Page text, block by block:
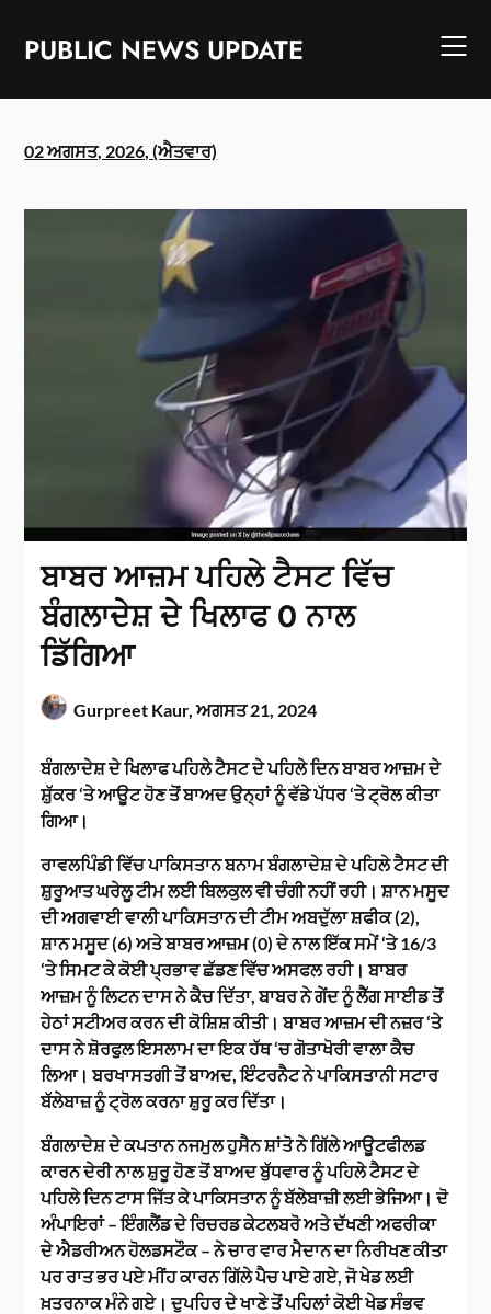
contentPUBLIC NEWS UPDATE
02 ਅਗਸਤ, 2026, (ਐਤਵਾਰ)
ਬਾਬਰ ਆਜ਼ਮ ਪਹਿਲੇ ਟੈਸਟ ਵਿੱਚ
ਬੰਗਲਾਦੇਸ਼ ਦੇ ਖਿਲਾਫ 0 ਨਾਲ
ਡਿੱਗਿਆ
Gurpreet Kaur,ਅਗਸਤ 21, 2024
ਬੰਗਲਾਦੇਸ਼ ਦੇ ਖਿਲਾਫ ਪਹਿਲੇ ਟੈਸਟ ਦੇ ਪਹਿਲੇ ਦਿਨ ਬਾਬਰ ਆਜ਼ਮ ਦੇ
ਸ਼ੁੱਕਰ ‘ਤੇ ਆਊਟ ਹੋਣ ਤੋਂ ਬਾਅਦ ਉਨ੍ਹਾਂ ਨੂੰ ਵੱਡੇ ਪੱਧਰ ‘ਤੇ ਟ੍ਰੋਲ ਕੀਤਾ
ਗਿਆ।
ਰਾਵਲਪਿੰਡੀ ਵਿੱਚ ਪਾਕਿਸਤਾਨ ਬਨਾਮ ਬੰਗਲਾਦੇਸ਼ ਦੇ ਪਹਿਲੇ ਟੈਸਟ ਦੀ
ਸ਼ੁਰੂਆਤ ਘਰੇਲੂ ਟੀਮ ਲਈ ਬਿਲਕੁਲ ਵੀ ਚੰਗੀ ਨਹੀਂ ਰਹੀ। ਸ਼ਾਨ ਮਸੂਦ
ਦੀ ਅਗਵਾਈ ਵਾਲੀ ਪਾਕਿਸਤਾਨ ਦੀ ਟੀਮ ਅਬਦੁੱਲਾ ਸ਼ਫੀਕ (2),
ਸ਼ਾਨ ਮਸੂਦ (6) ਅਤੇ ਬਾਬਰ ਆਜ਼ਮ (0) ਦੇ ਨਾਲ ਇੱਕ ਸਮੇਂ ‘ਤੇ 16/3
‘ਤੇ ਸਿਮਟ ਕੇ ਕੋਈ ਪ੍ਰਭਾਵ ਛੱਡਣ ਵਿੱਚ ਅਸਫਲ ਰਹੀ। ਬਾਬਰ
ਆਜ਼ਮ ਨੂੰ ਲਿਟਨ ਦਾਸ ਨੇ ਕੈਚ ਦਿੱਤਾ, ਬਾਬਰ ਨੇ ਗੇਂਦ ਨੂੰ ਲੈੱਗ ਸਾਈਡ ਤੋਂ
ਹੇਠਾਂ ਸਟੀਅਰ ਕਰਨ ਦੀ ਕੋਸ਼ਿਸ਼ ਕੀਤੀ। ਬਾਬਰ ਆਜ਼ਮ ਦੀ ਨਜ਼ਰ ‘ਤੇ
ਦਾਸ ਨੇ ਸ਼ੋਰਫੁਲ ਇਸਲਾਮ ਦਾ ਇਕ ਹੱਥ ‘ਚ ਗੋਤਾਖੋਰੀ ਵਾਲਾ ਕੈਚ
ਲਿਆ। ਬਰਖਾਸਤਗੀ ਤੋਂ ਬਾਅਦ, ਇੰਟਰਨੈਟ ਨੇ ਪਾਕਿਸਤਾਨੀ ਸਟਾਰ
ਬੱਲੇਬਾਜ਼ ਨੂੰ ਟ੍ਰੋਲ ਕਰਨਾ ਸ਼ੁਰੂ ਕਰ ਦਿੱਤਾ।
ਬੰਗਲਾਦੇਸ਼ ਦੇ ਕਪਤਾਨ ਨਜਮੁਲ ਹੁਸੈਨ ਸ਼ਾਂਤੋ ਨੇ ਗਿੱਲੇ ਆਊਟਫੀਲਡ
ਕਾਰਨ ਦੇਰੀ ਨਾਲ ਸ਼ੁਰੂ ਹੋਣ ਤੋਂ ਬਾਅਦ ਬੁੱਧਵਾਰ ਨੂੰ ਪਹਿਲੇ ਟੈਸਟ ਦੇ
ਪਹਿਲੇ ਦਿਨ ਟਾਸ ਜਿੱਤ ਕੇ ਪਾਕਿਸਤਾਨ ਨੂੰ ਬੱਲੇਬਾਜ਼ੀ ਲਈ ਭੇਜਿਆ। ਦੋ
ਅੰਪਾਇਰਾਂ – ਇੰਗਲੈਂਡ ਦੇ ਰਿਚਰਡ ਕੇਟਲਬਰੋ ਅਤੇ ਦੱਖਣੀ ਅਫਰੀਕਾ
ਦੇ ਐਡਰੀਅਨ ਹੋਲਡਸਟੌਕ – ਨੇ ਚਾਰ ਵਾਰ ਮੈਦਾਨ ਦਾ ਨਿਰੀਖਣ ਕੀਤਾ
ਪਰ ਰਾਤ ਭਰ ਪਏ ਮੀਂਹ ਕਾਰਨ ਗਿੱਲੇ ਪੈਚ ਪਾਏ ਗਏ, ਜੋ ਖੇਡ ਲਈ
ਖ਼ਤਰਨਾਕ ਮੰਨੇ ਗਏ। ਦੁਪਹਿਰ ਦੇ ਖਾਣੇ ਤੋਂ ਪਹਿਲਾਂ ਕੋਈ ਖੇਡ ਸੰਭਵ